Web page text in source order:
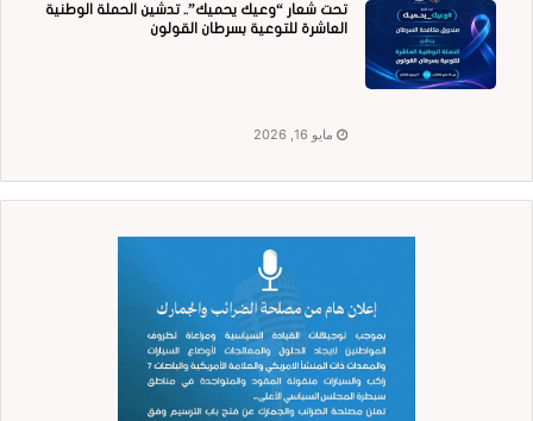
تحت شعار “وعيك يحميك”.. تدشين الحملة الوطنية
العاشرة للتوعية بسرطان القولون
مايو 16, 2026